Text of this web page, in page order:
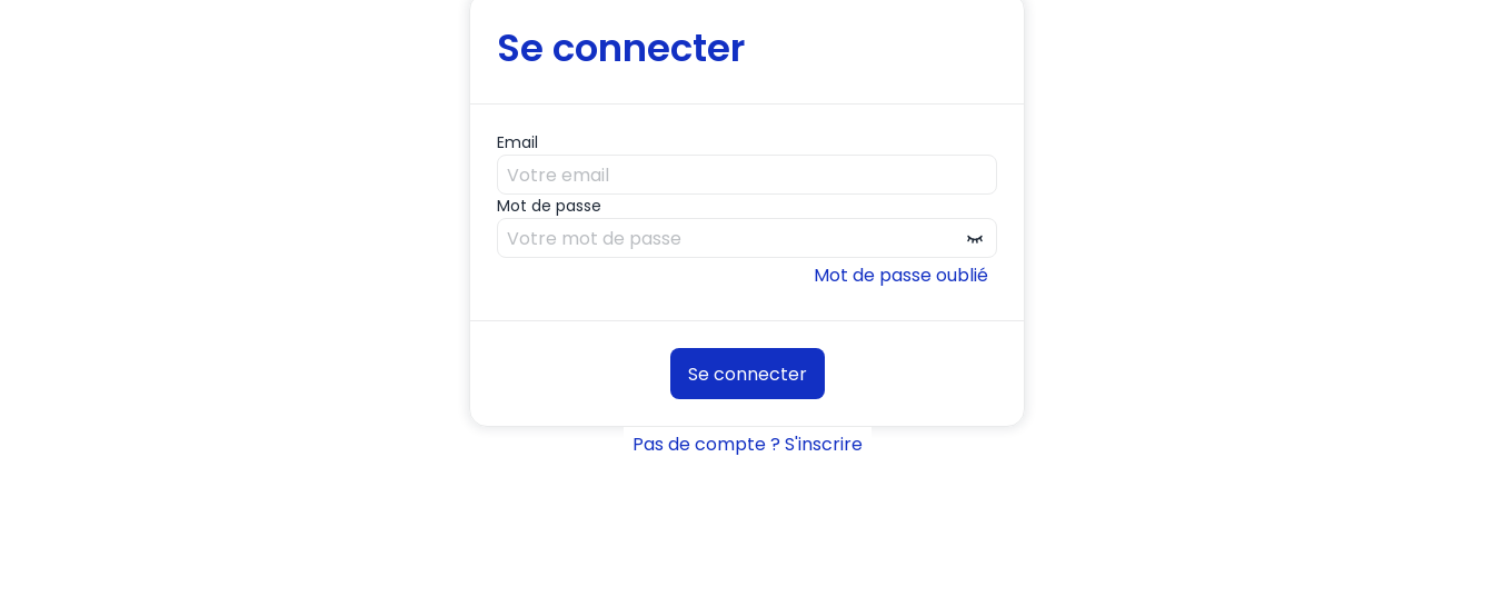
Se connecter
Email
Mot de passe
Mot de passe oublié
Se connecter
Pas de compte ? S'inscrire